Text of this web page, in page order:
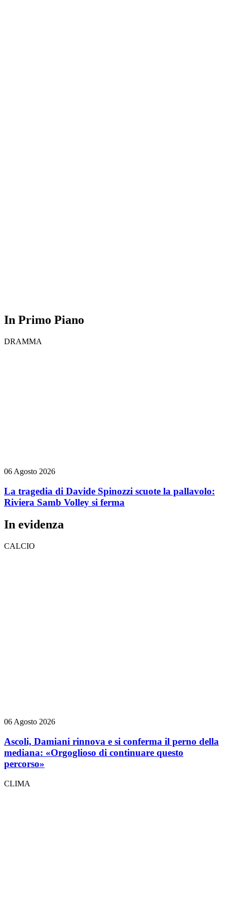
In Primo Piano
DRAMMA
06 Agosto 2026
La tragedia di Davide Spinozzi scuote la pallavolo:
Riviera Samb Volley si ferma
In evidenza
CALCIO
06 Agosto 2026
Ascoli, Damiani rinnova e si conferma il perno della
mediana: «Orgoglioso di continuare questo
percorso»
CLIMA